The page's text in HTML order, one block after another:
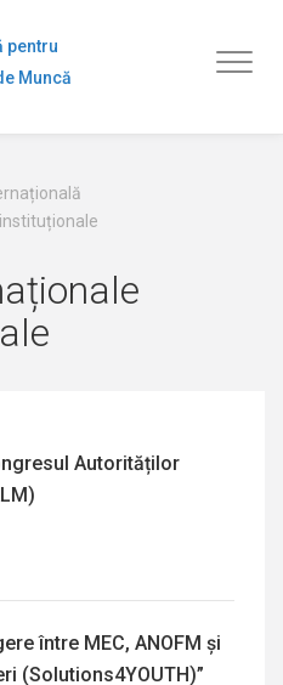
pentru
Muncă
Autorităților
între MEC, ANOFM și
(Solutions4YOUTH)”